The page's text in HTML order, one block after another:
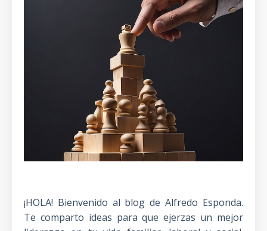
¡HOLA! Bienvenido al blog de Alfredo Esponda.
Te comparto ideas para que ejerzas un mejor